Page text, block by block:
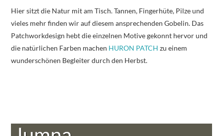
Hier sitzt die Natur mit am Tisch. Tannen, Fingerhüte, Pilze und
vieles mehr finden wir auf diesem ansprechenden Gobelin. Das
Patchworkdesign hebt die einzelnen Motive gekonnt hervor und
die natürlichen Farben machen HURON PATCH zu einem
wunderschönen Begleiter durch den Herbst.